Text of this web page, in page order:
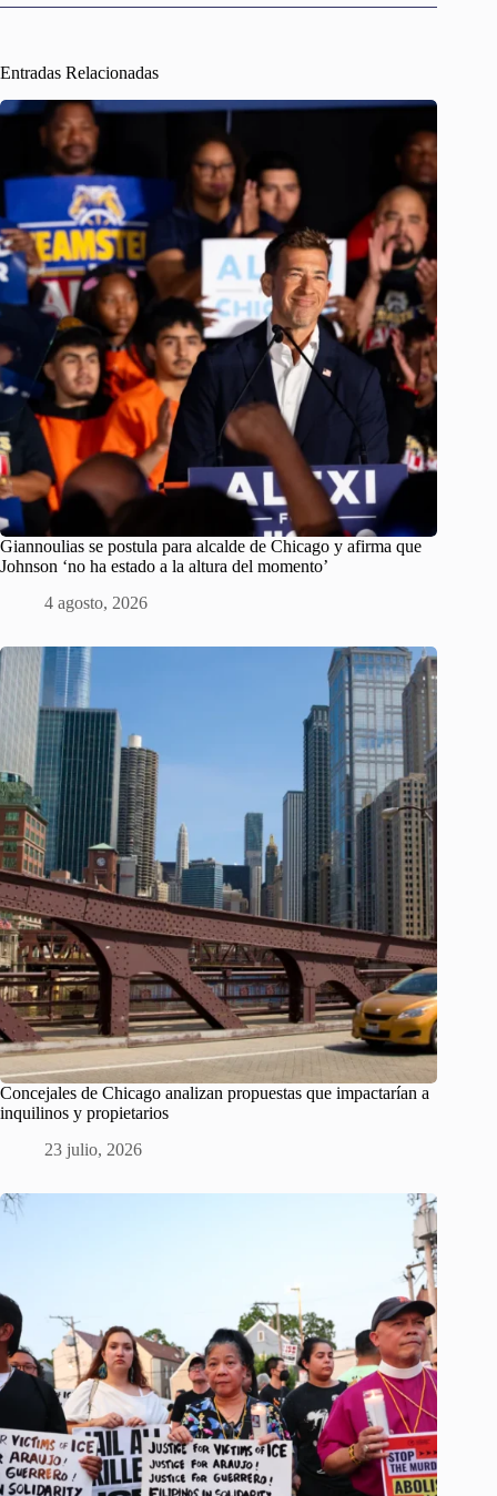
Entradas Relacionadas
Giannoulias se postula para alcalde de Chicago y afirma que
Johnson ‘no ha estado a la altura del momento’
4 agosto, 2026
Concejales de Chicago analizan propuestas que impactarían a
inquilinos y propietarios
23 julio, 2026